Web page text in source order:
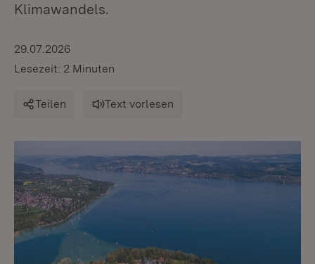
Klimawandels.
29.07.2026
Lesezeit: 2 Minuten
Teilen Text vorlesen